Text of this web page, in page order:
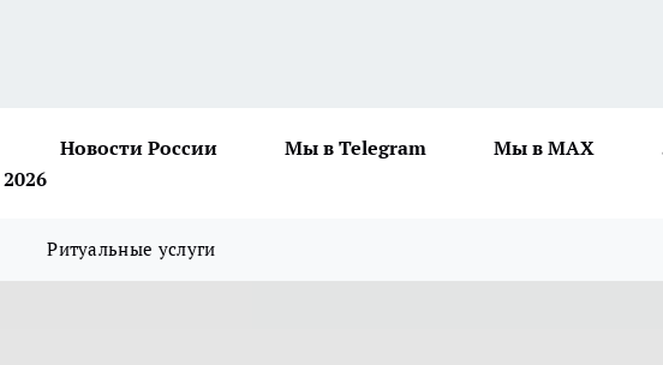
Новости России Мы в Telegram Мы в MAX
Ритуальные услуги